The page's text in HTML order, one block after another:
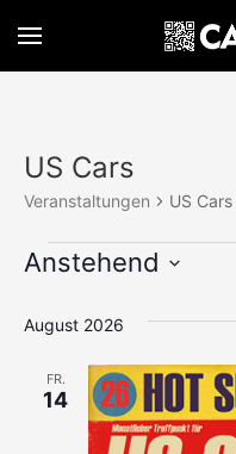
US Cars
Veranstaltungen US Cars
Anstehend
wählen.
August 2026
FR.
14